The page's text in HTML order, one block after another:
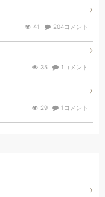
41 204コメント
35 1コメント
29 1コメント